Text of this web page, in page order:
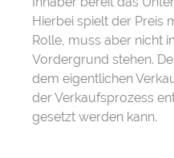
Hierbei spielt der Preis
Rolle, muss aber nicht
Vordergrund stehen.
dem eigentlichen
der Verkaufsprozess
gesetzt werden kann.